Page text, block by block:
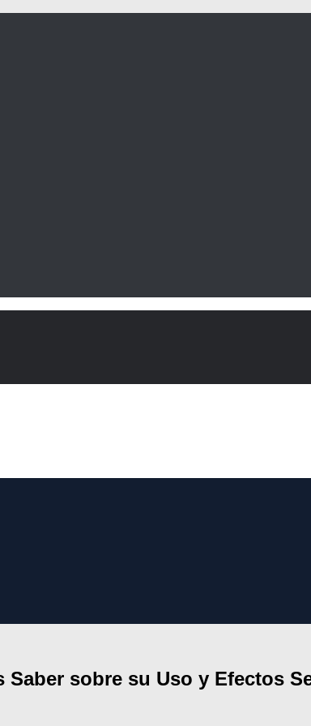
sobre su Uso y Efectos